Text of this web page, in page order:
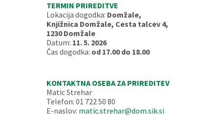
TERMIN PRIREDITVE
Lokacija dogodka: Domžale,
Knjižnica Domžale, Cesta talcev 4,
1230 Domžale
Datum: 11. 5. 2026
Čas dogodka: od 17.00 do 18.00
KONTAKTNA OSEBA ZA PRIREDITEV
Matic Strehar
Telefon: 01 722 50 80
E-naslov: matic.strehar@dom.sik.si